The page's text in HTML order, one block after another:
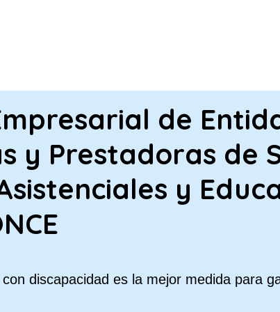
de
y Prestadoras de
y
discapacidad es la mejor medida para